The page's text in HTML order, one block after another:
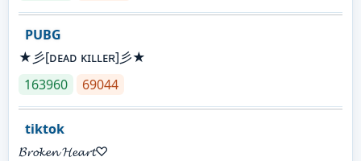
PUBG
★彡[ᴅᴇᴀᴅ ᴋɪʟʟᴇʀ]彡★
163960
69044
tiktok
𝓑𝓻𝓸𝓴𝓮𝓷 𝓗𝓮𝓪𝓻𝓽♡